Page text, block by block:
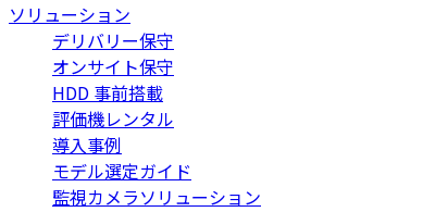
ソリューション
デリバリー保守
オンサイト保守
HDD 事前搭載
評価機レンタル
導入事例
モデル選定ガイド
監視カメラソリューション